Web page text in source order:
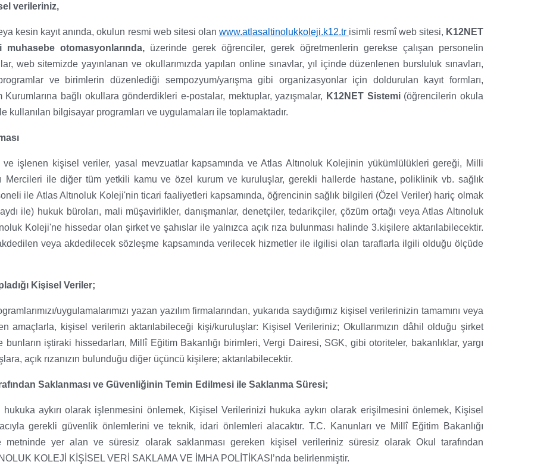
verileriniz,
kesin kayıt anında, okulun resmi web sitesi olan www.atlasaltinolukkoleji.k12.tr isimli resmî web sitesi, K12NET
otomasyonlarında, üzerinde gerek öğrenciler, gerek öğretmenlerin gerekse çalışan personelin
web sitemizde yayınlanan ve okullarımızda yapılan online sınavlar, yıl içinde düzenlenen bursluluk sınavları,
ve birimlerin düzenlediği sempozyum/yarışma gibi organizasyonlar için doldurulan kayıt formları,
bağlı okullara gönderdikleri e-postalar, mektuplar, yazışmalar, K12NET Sistemi (öğrencilerin okula
kullanılan bilgisayar programları ve uygulamaları ile toplamaktadır.
ve işlenen kişisel veriler, yasal mevzuatlar kapsamında ve Atlas Altınoluk Kolejinin yükümlülükleri gereği, Milli
Mercileri ile diğer tüm yetkili kamu ve özel kurum ve kuruluşlar, gerekli hallerde hastane, poliklinik vb. sağlık
ile Atlas Altınoluk Koleji'nin ticari faaliyetleri kapsamında, öğrencinin sağlık bilgileri (Özel Veriler) hariç olmak
ile) hukuk büroları, mali müşavirlikler, danışmanlar, denetçiler, tedarikçiler, çözüm ortağı veya Atlas Altınoluk
Koleji'ne hissedar olan şirket ve şahıslar ile yalnızca açık rıza bulunması halinde 3.kişilere aktarılabilecektir.
veya akdedilecek sözleşme kapsamında verilecek hizmetler ile ilgilisi olan taraflarla ilgili olduğu ölçüde
Kişisel Veriler;
uygulamalarımızı yazan yazılım firmalarından, yukarıda saydığımız kişisel verilerinizin tamamını veya
amaçlarla, kişisel verilerin aktarılabileceği kişi/kuruluşlar: Kişisel Verileriniz; Okullarımızın dâhil olduğu şirket
iştiraki hissedarları, Millî Eğitim Bakanlığı birimleri, Vergi Dairesi, SGK, gibi otoriteler, bakanlıklar, yargı
açık rızanızın bulunduğu diğer üçüncü kişilere; aktarılabilecektir.
Saklanması ve Güvenliğinin Temin Edilmesi ile Saklanma Süresi;
aykırı olarak işlenmesini önlemek, Kişisel Verilerinizi hukuka aykırı olarak erişilmesini önlemek, Kişisel
gerekli güvenlik önlemlerini ve teknik, idari önlemleri alacaktır. T.C. Kanunları ve Millî Eğitim Bakanlığı
metninde yer alan ve süresiz olarak saklanması gereken kişisel verileriniz süresiz olarak Okul tarafından
KOLEJİ KİŞİSEL VERİ SAKLAMA VE İMHA POLİTİKASI’nda belirlenmiştir.